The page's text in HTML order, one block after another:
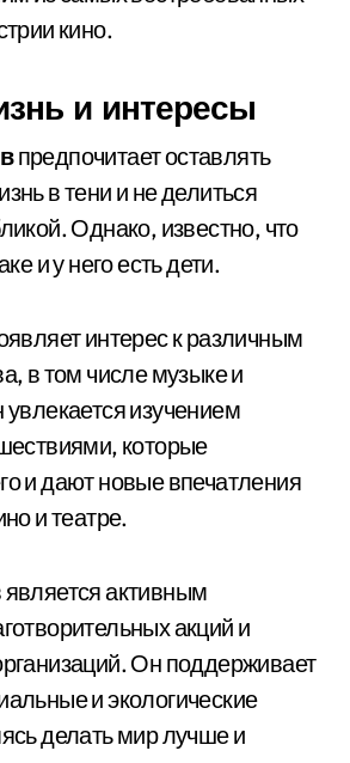
кино.
и интересы
предпочитает оставлять
в тени и не делиться
Однако, известно, что
и у него есть дети.
интерес к различным
в том числе музыке и
изучением
которые
и дают новые впечатления
и театре.
активным
акций и
Он поддерживает
и экологические
делать мир лучше и